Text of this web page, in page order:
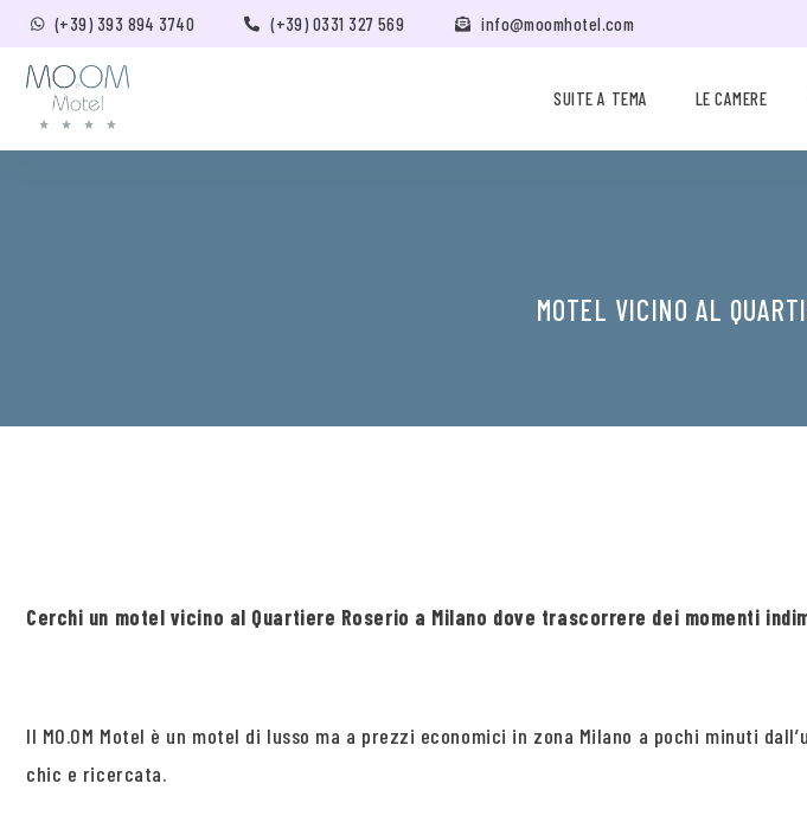
(+39) 393 894 3740 (+39) 0331 327 569 info@moomhotel.com
SUITE A TEMA LE CAMERE
MOTEL VICINO AL
Cerchi un motel vicino al Quartiere Roserio a Milano dove trascorrere dei momenti
Il MO.OM Motel è un motel di lusso ma a prezzi economici in zona Milano a pochi minuti
chic e ricercata.